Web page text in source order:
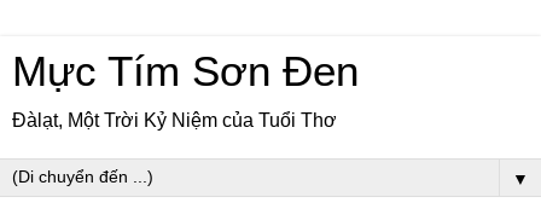
Mực Tím Sơn Đen
Đàlạt, Một Trời Kỷ Niệm của Tuổi Thơ
▼